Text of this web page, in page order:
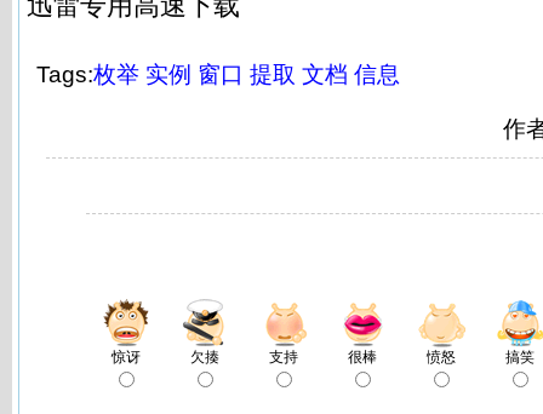
Tags:枚举 实例 窗口 提取 文档 信息
作
惊讶 欠揍 支持 很棒 愤怒 搞笑